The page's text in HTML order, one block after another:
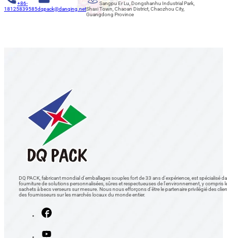
+86-
18125839585dqpack@danqing.net
Sangpu Er Lu, Dongshanhu Industrial Park,
Shaxi Town, Chaoan District, Chaozhou City,
Guangdong Province
DQ PACK, fabricant mondial d'emballages souples fort de 33 ans d'expérience, est spécialisé
fourniture de solutions personnalisées, sûres et respectueuses de l'environnement, y compris
sachets à becs verseurs sur mesure. Nous nous efforçons d'être le partenaire privilégié des
des fournisseurs sur les marchés locaux du monde entier.